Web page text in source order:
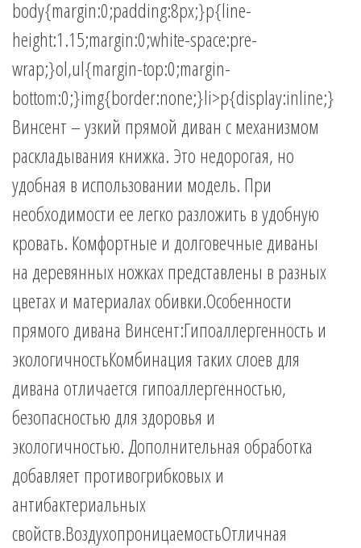
body{margin:0;padding:8px;}p{line-
height:1.15;margin:0;white-space:pre-
wrap;}ol,ul{margin-top:0;margin-
bottom:0;}img{border:none;}li>p{display:inline;}
Винсент – узкий прямой диван с механизмом
раскладывания книжка. Это недорогая, но
удобная в использовании модель. При
необходимости ее легко разложить в удобную
кровать. Комфортные и долговечные диваны
на деревянных ножках представлены в разных
цветах и материалах обивки.Особенности
прямого дивана Винсент:Гипоаллергенность и
экологичностьКомбинация таких слоев для
дивана отличается гипоаллергенностью,
безопасностью для здоровья и
экологичностью. Дополнительная обработка
добавляет противогрибковых и
антибактериальных
свойств.ВоздухопроницаемостьОтличная